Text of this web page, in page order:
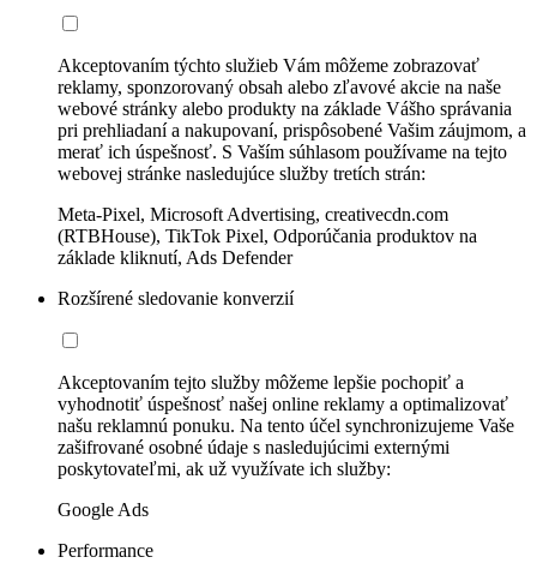
Akceptovaním týchto služieb Vám môžeme zobrazovať
reklamy, sponzorovaný obsah alebo zľavové akcie na naše
webové stránky alebo produkty na základe Vášho správania
pri prehliadaní a nakupovaní, prispôsobené Vašim záujmom, a
merať ich úspešnosť. S Vaším súhlasom používame na tejto
webovej stránke nasledujúce služby tretích strán:
Meta-Pixel, Microsoft Advertising, creativecdn.com
(RTBHouse), TikTok Pixel, Odporúčania produktov na
základe kliknutí, Ads Defender
Rozšírené sledovanie konverzií
Akceptovaním tejto služby môžeme lepšie pochopiť a
vyhodnotiť úspešnosť našej online reklamy a optimalizovať
našu reklamnú ponuku. Na tento účel synchronizujeme Vaše
zašifrované osobné údaje s nasledujúcimi externými
poskytovateľmi, ak už využívate ich služby:
Google Ads
Performance